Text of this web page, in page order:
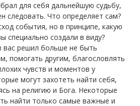
для себя дальнейшую судьбу,
следовать. Что определяет сам?
события, но в принципе, какую
специально создали в виду?
решил больше не быть
помогать другим, благословлять
чувств и моментов у
могут захотеть найти себя,
на религию и Бога. Некоторые
найти только самые важные и